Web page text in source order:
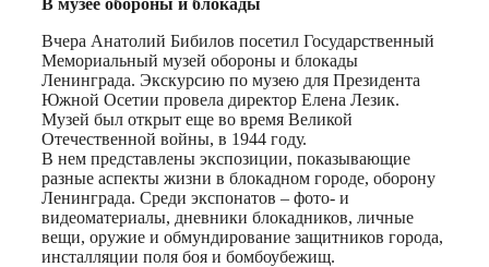
Вчера Анатолий Бибилов посетил Государственный
Мемориальный музей обороны и блокады
Ленинграда. Экскурсию по музею для Президента
Южной Осетии провела директор Елена Лезик.
Музей был открыт еще во время Великой
Отечественной войны, в 1944 году.
В нем представлены экспозиции, показывающие
разные аспекты жизни в блокадном городе, оборону
Ленинграда. Среди экспонатов – фото- и
видеоматериалы, дневники блокадников, личные
вещи, оружие и обмундирование защитников города,
инсталляции поля боя и бомбоубежищ.